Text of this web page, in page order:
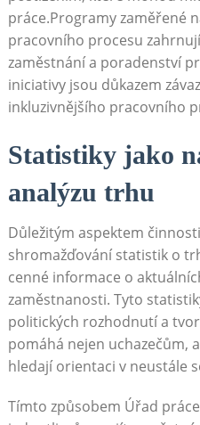
práce.Programy zaměřené
pracovního procesu
zaměstnání a poradenství
iniciativy jsou důkazem
inkluzivnějšího pracovního
Statistiky jako
analýzu trhu
Důležitým aspektem
shromažďování statistik o
cenné informace o
zaměstnanosti. Tyto
politických rozhodnutí a
pomáhá nejen uchazečům,
hledají orientaci v neustále
Tímto způsobem Úřad